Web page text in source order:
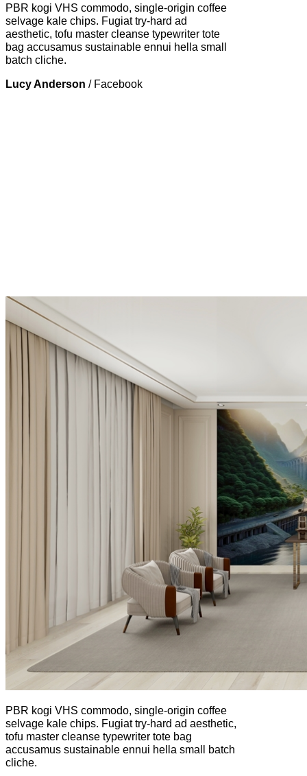
PBR kogi VHS commodo, single-origin coffee
selvage kale chips. Fugiat try-hard ad
aesthetic, tofu master cleanse typewriter tote
bag accusamus sustainable ennui hella small
batch cliche.
Lucy Anderson / Facebook
PBR kogi VHS commodo, single-origin coffee
selvage kale chips. Fugiat try-hard ad aesthetic,
tofu master cleanse typewriter tote bag
accusamus sustainable ennui hella small batch
cliche.